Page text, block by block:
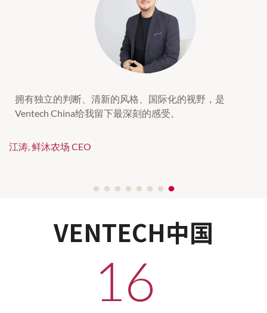
Ventech China 由 Ventech Capital 联合创始人Eric Huet
于2006年在中国发起成立，共管理四期美元基金和三期人
技等领域的早期企业。投资组合包括聚美优品、积木盒
Ventech Capital 于1998年成立于法国，一直享有「欧
Ventech China是最早看懂Keep的发展潜力和商业前景的
机构投资者。
王宁，Keep CEO
Ventech China是真正了解公司的投资机构之一，整个投资
过程精准快速，并在投后给予了不少的帮助，是创业道路
Ventech China 是给公司最坚定支持和信任的投资机构。
Ventech具备国际视野的团队，给予做全球电商市场的我
们很好的各种资源对接和战略启发。
何健，LITB CEO
Ventech China具有丰富的国际资源和人脉网络，对Blued
的全球战略布局帮助很大。
耿乐，Blued CEO
Ventech China给我们的感受是有品位有耐心的长期价值投
资机构。
跳跳，超级猩猩 CEO
拥有独立的判断、清新的风格、国际化的视野，是
Ventech China给我留下最深刻的感受。
江涛, 鲜沐农场 CEO
• • • • • • • •
VENTECH中国
16